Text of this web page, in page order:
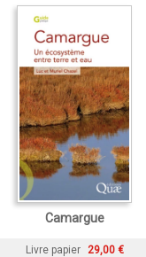
Camargue
Livre papier 29,00 €